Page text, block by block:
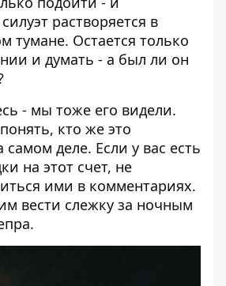
растворяется в
тумане. Остается только
и думать - а был ли он
- мы тоже его видели.
кто же это
деле. Если у вас есть
на этот счет, не
ими в комментариях.
вести слежку за ночным